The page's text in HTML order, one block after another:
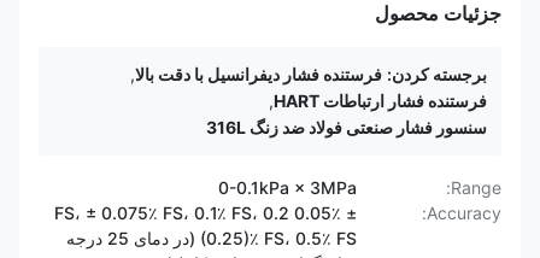
جزئیات محصول
برجسته کردن: فرستنده فشار دیفرانسیل با دقت بالا,
فرستنده فشار ارتباطات HART
,
سنسور فشار صنعتی فولاد ضد زنگ 316L
Range:
0-0.1kPa × 3MPa
Accuracy:
± 0.05٪ FS، ± 0.075٪ FS، 0.1٪ FS، 0.2
(0.25)٪ FS، 0.5٪ FS (در دمای 25 درجه